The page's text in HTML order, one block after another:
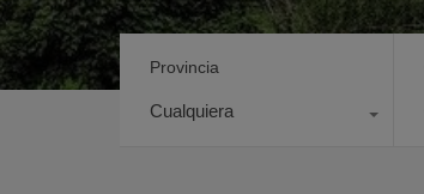
Provincia
Cualquiera